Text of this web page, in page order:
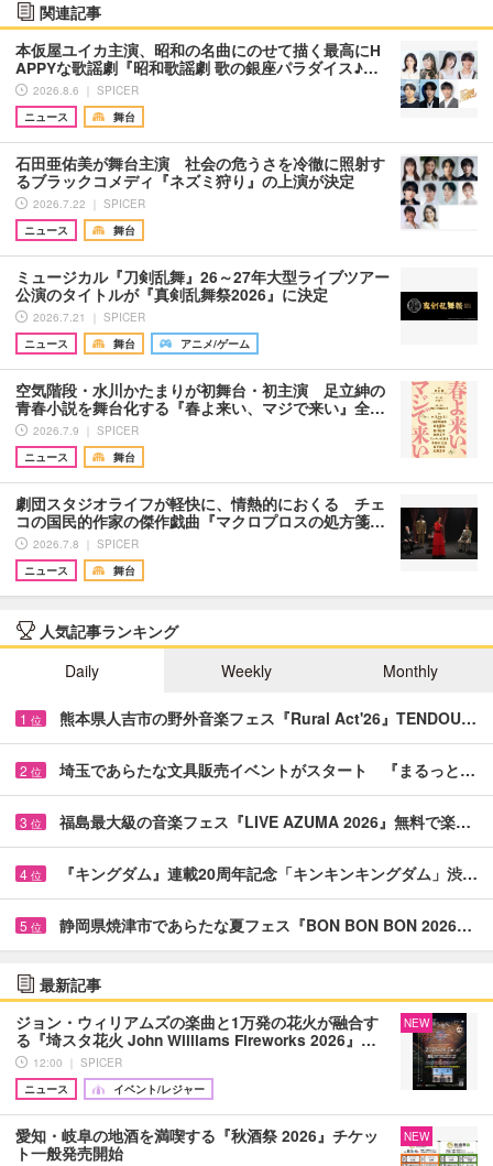
関連記事
本仮屋ユイカ主演、昭和の名曲にのせて描く最高にH
APPYな歌謡劇『昭和歌謡劇 歌の銀座パラダイス♪…
2026.8.6 ｜ SPICER
ニュース
舞台
石田亜佑美が舞台主演 社会の危うさを冷徹に照射す
るブラックコメディ『ネズミ狩り』の上演が決定
2026.7.22 ｜ SPICER
ニュース
舞台
ミュージカル『刀剣乱舞』26～27年大型ライブツアー
公演のタイトルが『真剣乱舞祭2026』に決定
2026.7.21 ｜ SPICER
ニュース
舞台 アニメ/ゲーム
空気階段・水川かたまりが初舞台・初主演 足立紳の
青春小説を舞台化する『春よ来い、マジで来い』全…
2026.7.9 ｜ SPICER
ニュース
舞台
劇団スタジオライフが軽快に、情熱的におくる チェ
コの国民的作家の傑作戯曲『マクロプロスの処方箋…
2026.7.8 ｜ SPICER
ニュース
舞台
人気記事ランキング
Daily
Weekly Monthly
1 位 熊本県人吉市の野外音楽フェス『Rural Act'26』TENDOU…
2 位 埼玉であらたな文具販売イベントがスタート 『まるっと…
3 位 福島最大級の音楽フェス『LIVE AZUMA 2026』無料で楽…
4 位 『キングダム』連載20周年記念「キンキンキングダム」渋…
5 位 静岡県焼津市であらたな夏フェス『BON BON BON 2026…
最新記事
ジョン・ウィリアムズの楽曲と1万発の花火が融合す
る『埼スタ花火 John Williams Fireworks 2026』…
12:00 ｜ SPICER
ニュース
イベント/レジャー
NEW
愛知・岐阜の地酒を満喫する『秋酒祭 2026』チケッ
ト一般発売開始
NEW